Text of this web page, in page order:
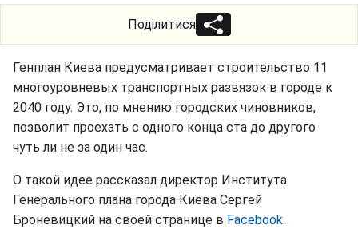
Поділитися
Генплан Киева предусматривает строительство 11
многоуровневых транспортных развязок в городе к
2040 году. Это, по мнению городских чиновников,
позволит проехать с одного конца ста до другого
чуть ли не за один час.
О такой идее рассказал директор Института
Генерального плана города Киева Сергей
Броневицкий на своей странице в Facebook.